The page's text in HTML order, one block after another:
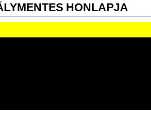
HONLAPJA